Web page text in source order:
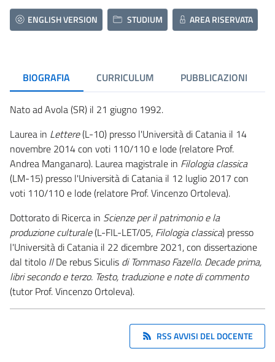
ENGLISH VERSION STUDIUM AREA RISERVATA
BIOGRAFIA CURRICULUM PUBBLICAZIONI
Nato ad Avola (SR) il 21 giugno 1992.
Laurea in Lettere(L-10) presso l'Università di Catania il 14
novembre 2014 con voti 110/110 e lode (relatore Prof.
Andrea Manganaro). Laurea magistrale in Filologia classica
(LM-15) presso l'Università di Catania il 12 luglio 2017 con
voti 110/110 e lode (relatore Prof. Vincenzo Ortoleva).
Dottorato di Ricerca in Scienze per il patrimonio e la
produzione culturale(L-FIL-LET/05, Filologia classica) presso
l'Università di Catania il 22 dicembre 2021, con dissertazione
dal titolo IlDe rebus Siculis di Tommaso Fazello. Decade prima,
libri secondo e terzo. Testo, traduzione e note di commento
(tutor Prof. Vincenzo Ortoleva).
RSS AVVISI DEL DOCENTE